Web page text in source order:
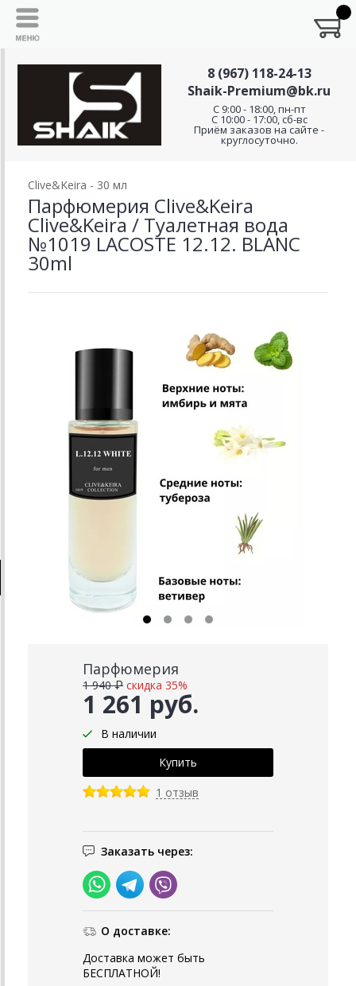
8 (967) 118-24-13
Shaik-Premium@bk.ru
C 9:00 - 18:00, пн-пт
С 10:00 - 17:00, сб-вс
Приём заказов на сайте -
круглосуточно.
Clive&Keira - 30 мл
Парфюмерия Clive&Keira
Clive&Keira / Туалетная вода
№1019 LACOSTE 12.12. BLANC
30ml
Парфюмерия
1 261 руб.
1 940 ₽ скидка 35%
В наличии
1 отзыв
Заказать через:
О доставке:
Доставка может быть
БЕСПЛАТНОЙ!